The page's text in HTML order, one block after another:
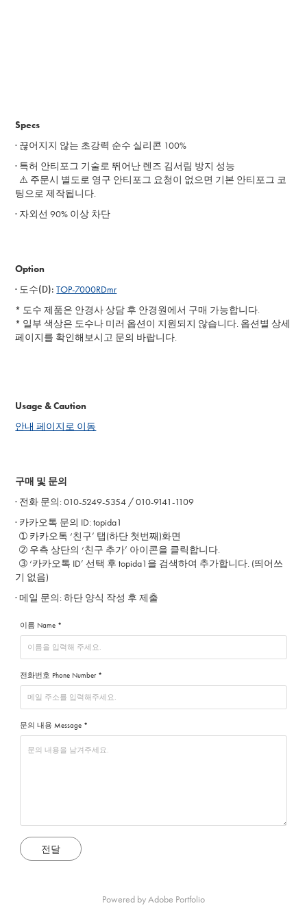
Specs
· 끊어지지 않는 초강력 순수 실리콘 100%
· 특허 안티포그 기술로 뛰어난 렌즈 김서림 방지 성능
⚠️ 주문시 별도로 영구 안티포그 요청이 없으면 기본 안티포그 코
팅으로 제작됩니다.
· 자외선 90% 이상 차단
Option
· 도수(D): TOP-7000RDmr
* 도수 제품은 안경사 상담 후 안경원에서 구매 가능합니다.
* 일부 색상은 도수나 미러 옵션이 지원되지 않습니다. 옵션별 상세
페이지를 확인해보시고 문의 바랍니다.
Usage & Caution
안내 페이지로 이동
구매 및 문의
· 전화 문의: 010-5249-5354 / 010-9141-1109
· 카카오톡 문의 ID: topida1
➀ 카카오톡 ‘친구’ 탭(하단 첫번째)화면
➁ 우측 상단의 ‘친구 추가’ 아이콘을 클릭합니다.
➂ ‘카카오톡 ID’ 선택 후 topida1을 검색하여 추가합니다. (띄어쓰
기 없음)
· 메일 문의: 하단 양식 작성 후 제출
이름 Name *
전화번호 Phone Number *
문의 내용 Message *
전달
Powered byAdobe Portfolio